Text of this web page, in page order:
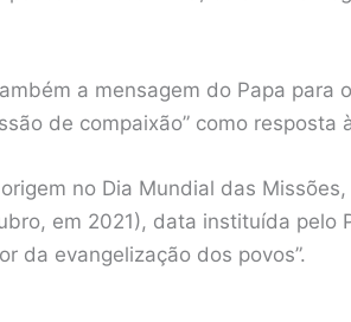
a mensagem do Papa para
de compaixão” como
no Dia Mundial das
em 2021), data instituída pelo
da evangelização dos povos”.